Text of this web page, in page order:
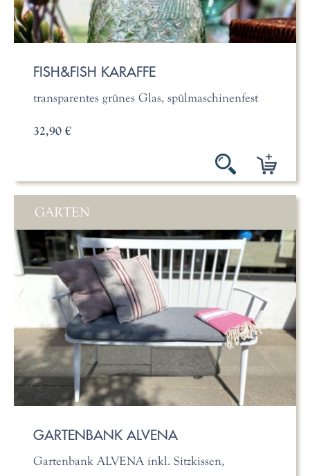
FISH&FISH KARAFFE
transparentes grünes Glas, spülmaschinenfest
32,90 €
GARTEN
GARTENBANK ALVENA
Gartenbank ALVENA inkl. Sitzkissen,